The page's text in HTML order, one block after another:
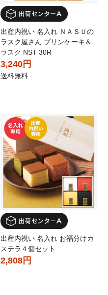
出産内祝い 名入れ ＮＡＳＵの
ラスク屋さん プリンケーキ＆
ラスク NST-30R
3,240円
送料無料
出産内祝い 名入れ お福分けカ
ステラ４個セット
2,808円